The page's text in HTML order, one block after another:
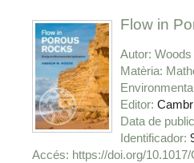
Flow in
Autor Woods
Matèria
Editor
Data de
Identificador
https://doi.org/